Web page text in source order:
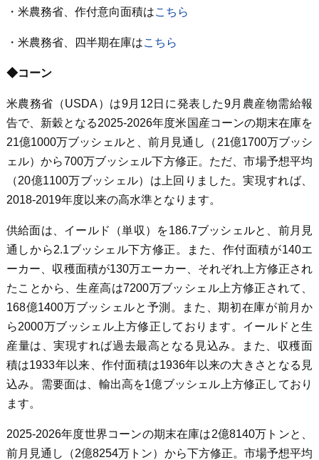
・米農務省、作付意向面積はこちら
・米農務省、四半期在庫はこちら
◆コーン
米農務省（USDA）は9月12日に発表した9月農産物需給報
告で、新穀となる2025-2026年度米国産コーンの期末在庫を
21億1000万ブッシェルと、前月見通し（21億1700万ブッシ
ェル）から700万ブッシェル下方修正。ただ、市場予想平均
（20億1100万ブッシェル）は上回りました。実現すれば、
2018-2019年度以来の高水準となります。
供給面は、イールド（単収）を186.7ブッシェルと、前月見
通しから2.1ブッシェル下方修正。また、作付面積が140エ
ーカー、収穫面積が130万エーカー、それぞれ上方修正され
たことから、生産高は7200万ブッシェル上方修正されて、
168億1400万ブッシェルと予測。また、期初在庫が前月か
ら2000万ブッシェル上方修正しております。イールドと生
産量は、実現すれば過去最高となる見込み。また、収穫面
積は1933年以来、作付面積は1936年以来の大きさとなる見
込み。需要面は、輸出高を1億ブッシェル上方修正しており
ます。
2025-2026年度世界コーンの期末在庫は2億8140万トンと、
前月見通し（2億8254万トン）から下方修正。市場予想平均